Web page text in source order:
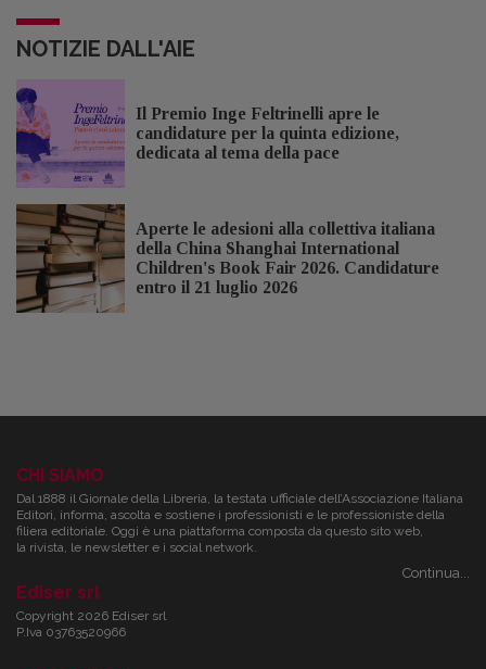
NOTIZIE DALL'AIE
Il Premio Inge Feltrinelli apre le
candidature per la quinta edizione,
dedicata al tema della pace
Aperte le adesioni alla collettiva italiana
della China Shanghai International
Children's Book Fair 2026. Candidature
entro il 21 luglio 2026
CHI SIAMO
Dal 1888 il Giornale della Libreria, la testata ufficiale dell’Associazione Italiana
Editori, informa, ascolta e sostiene i professionisti e le professioniste della
filiera editoriale. Oggi è una piattaforma composta da questo sito web,
la rivista, le newsletter e i social network.
Continua...
Ediser srl
Copyright 2026 Ediser srl
P.Iva 03763520966